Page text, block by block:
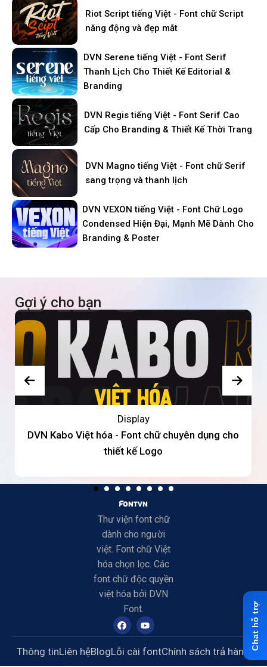
Riot Script tiếng Việt - Font chữ Script
năng động và đẹp mắt
DVN Serene tiếng Việt - Font Serif
Thanh Lịch Cho Thiết Kế Editorial &
Branding
DVN Regis tiếng Việt - Font Serif Cao
Cấp Cho Branding & Thiết Kế Thời Trang
DVN Magno tiếng Việt - Font chữ Serif
sang trọng và thanh lịch
DVN VEXON tiếng Việt - Font Chữ Logo
Condensed Hiện Đại, Mạnh Mẽ Dành Cho
Branding & Poster
Gợi ý cho bạn
Display
DVN Kabo Việt hóa - Font chữ chuyên dụng cho
thiết kế Logo
Thư viện font chữ
dành cho người
việt. Font chữ Việt
hóa chọn lọc. Các
font chữ độc quyền
việt hóa bởi DVN
Font.
Thông tinLiên hệBlogLỗi cài fontChính sách trả hàng